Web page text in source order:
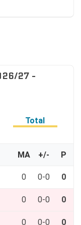
27 -
Total
MA +/- P
0 0-0 0
0 0-0 0
0 0-0 0